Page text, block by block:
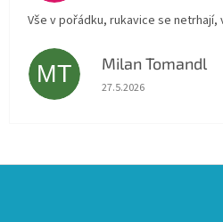
Vše v pořádku, rukavice se
MT Milan Tomandl
Hodnocení obchodu je
27.5.2026